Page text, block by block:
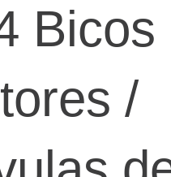
Bicos
/